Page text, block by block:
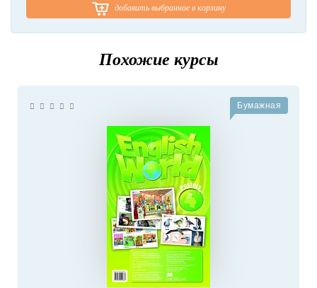
добавить выбранное в корзину
Похожие курсы
Бумажная